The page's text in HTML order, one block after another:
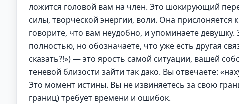
ложится головой вам на член. Это шокирующий
силы, творческой энергии, воли. Она
говорите, что вам неудобно, и упоминаете девушку.
полностью, но обозначаете, что уже есть другая
сказать?!») — это ярость самой ситуации, вашей
теневой близости зайти так дако. Вы отвечаете:
Это момент истины. Вы не извиняетесь за свою
границ) требует времени и ошибок.